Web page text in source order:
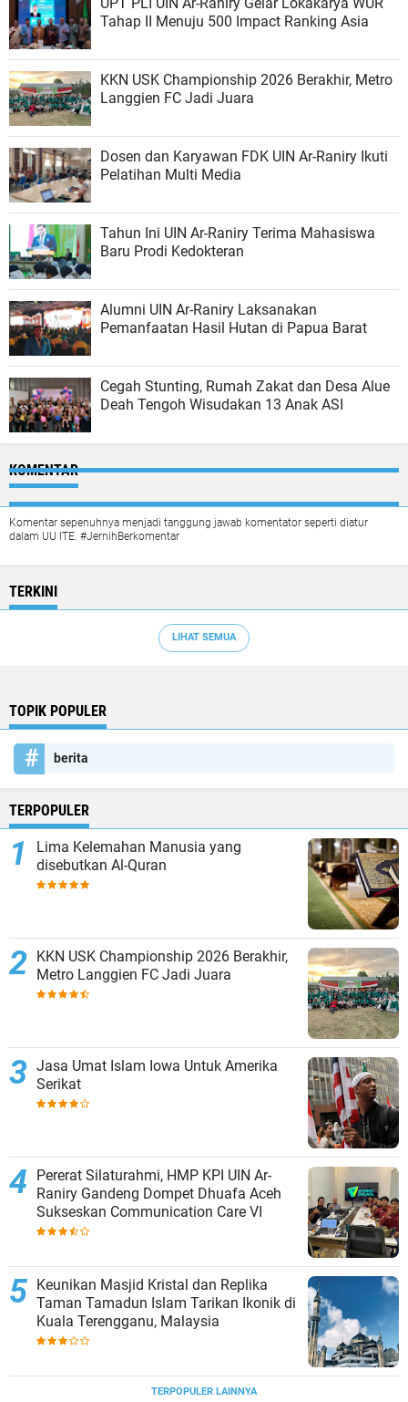
Tahap II Menuju 500 Impact Ranking Asia
KKN USK Championship 2026 Berakhir, Metro
Langgien FC Jadi Juara
Dosen dan Karyawan FDK UIN Ar-Raniry Ikuti
Pelatihan Multi Media
Tahun Ini UIN Ar-Raniry Terima Mahasiswa
Baru Prodi Kedokteran
Alumni UIN Ar-Raniry Laksanakan
Pemanfaatan Hasil Hutan di Papua Barat
Cegah Stunting, Rumah Zakat dan Desa Alue
Deah Tengoh Wisudakan 13 Anak ASI
KOMENTAR
Komentar sepenuhnya menjadi tanggung jawab komentator seperti diatur
dalam UU ITE. #JernihBerkomentar
TERKINI
LIHAT SEMUA
TOPIK POPULER
berita
TERPOPULER
Lima Kelemahan Manusia yang
disebutkan Al-Quran
KKN USK Championship 2026 Berakhir,
Metro Langgien FC Jadi Juara
Jasa Umat Islam Iowa Untuk Amerika
Serikat
Pererat Silaturahmi, HMP KPI UIN Ar-
Raniry Gandeng Dompet Dhuafa Aceh
Sukseskan Communication Care VI
Keunikan Masjid Kristal dan Replika
Taman Tamadun Islam Tarikan Ikonik di
Kuala Terengganu, Malaysia
TERPOPULER LAINNYA